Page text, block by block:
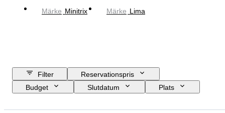
Märke Minitrix Märke Lima
Filter
Reservationspris
Budget
Slutdatum
Plats